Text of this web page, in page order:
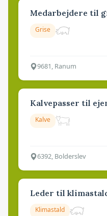
Medarbejdere til
Grise
9681, Ranum
Kalvepasser til
Kalve
6392, Bolderslev
Leder til
Klimastald